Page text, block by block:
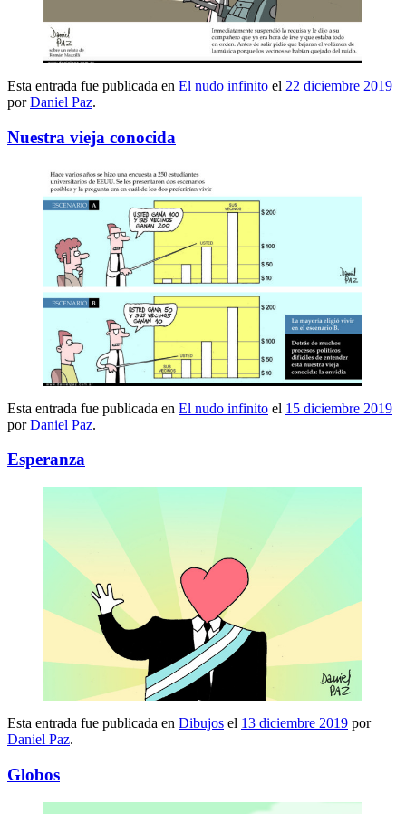
Esta entrada fue publicada en El nudo infinito el 22 diciembre 2019
porDaniel Paz.
Nuestra vieja conocida
Esta entrada fue publicada en El nudo infinito el 15 diciembre 2019
porDaniel Paz.
Esperanza
Esta entrada fue publicada en Dibujos el 13 diciembre 2019 por
Daniel Paz.
Globos